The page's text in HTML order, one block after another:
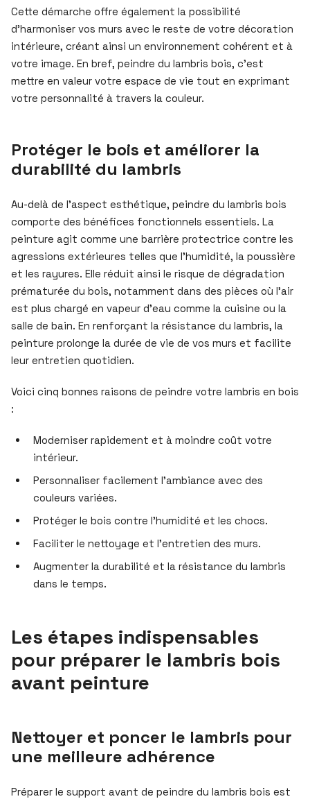
Cette démarche offre également la possibilité
d’harmoniser vos murs avec le reste de votre décoration
intérieure, créant ainsi un environnement cohérent et à
votre image. En bref, peindre du lambris bois, c’est
mettre en valeur votre espace de vie tout en exprimant
votre personnalité à travers la couleur.
Protéger le bois et améliorer la
durabilité du lambris
Au-delà de l’aspect esthétique, peindre du lambris bois
comporte des bénéfices fonctionnels essentiels. La
peinture agit comme une barrière protectrice contre les
agressions extérieures telles que l’humidité, la poussière
et les rayures. Elle réduit ainsi le risque de dégradation
prématurée du bois, notamment dans des pièces où l’air
est plus chargé en vapeur d’eau comme la cuisine ou la
salle de bain. En renforçant la résistance du lambris, la
peinture prolonge la durée de vie de vos murs et facilite
leur entretien quotidien.
Voici cinq bonnes raisons de peindre votre lambris en bois
:
Moderniser rapidement et à moindre coût votre
intérieur.
Personnaliser facilement l’ambiance avec des
couleurs variées.
Protéger le bois contre l’humidité et les chocs.
Faciliter le nettoyage et l’entretien des murs.
Augmenter la durabilité et la résistance du lambris
dans le temps.
Les étapes indispensables
pour préparer le lambris bois
avant peinture
Nettoyer et poncer le lambris pour
une meilleure adhérence
Préparer le support avant de peindre du lambris bois est